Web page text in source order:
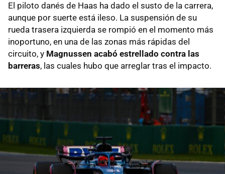
El piloto danés de Haas ha dado el susto de la carrera,
aunque por suerte está ileso. La suspensión de su
rueda trasera izquierda se rompió en el momento más
inoportuno, en una de las zonas más rápidas del
circuito, y Magnussen acabó estrellado contra las
barreras, las cuales hubo que arreglar tras el impacto.